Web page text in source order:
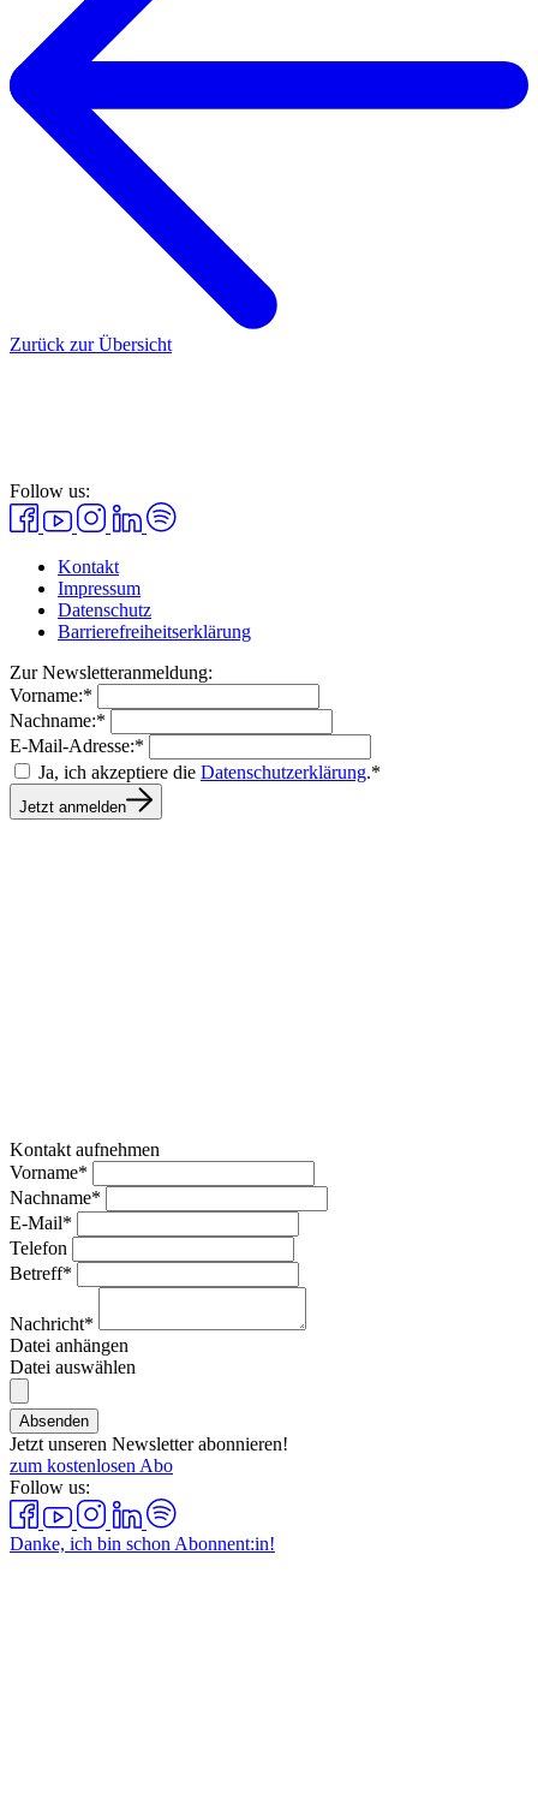
Zurück zur Übersicht
Follow us:
Kontakt
Impressum
Datenschutz
Barrierefreiheitserklärung
Zur Newsletteranmeldung:
Vorname:*
Nachname:*
E-Mail-Adresse:*
Ja, ich akzeptiere die Datenschutzerklärung.*
Jetzt anmelden
Kontakt aufnehmen
Vorname*
Nachname*
E-Mail*
Telefon
Betreff*
Nachricht*
Datei anhängen
Datei auswählen
Absenden
Jetzt unseren Newsletter abonnieren!
zum kostenlosen Abo
Follow us:
Danke, ich bin schon Abonnent:in!